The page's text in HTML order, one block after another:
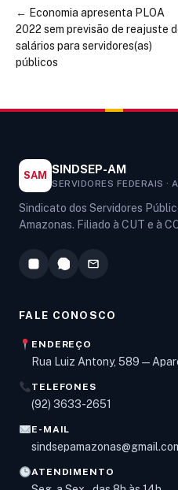
← Economia apresenta PLOA
2022 sem previsão de reajuste
salários para servidores(as)
públicos
SAM SINDSEP-AM
SERVIDORES FEDERAIS ·
Sindicato dos Servidores
Amazonas. Filiado à CUT e à
FALE CONOSCO
ENDEREÇO
Rua Luiz Antony, 589 —
TELEFONES
(92) 3633-2651
E-MAIL
ATENDIMENTO
Olá! Digite um assunto e